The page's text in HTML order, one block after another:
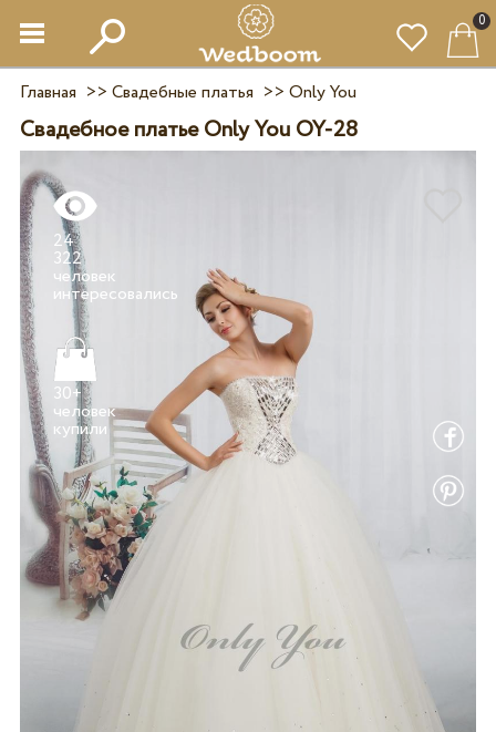
0
Главная >> Свадебные платья >> Only You
Свадебное платье Only You OY-28
24
322
человек
30+
человек